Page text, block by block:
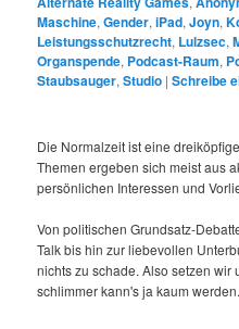
Maschine,Gender,iPad,Joyn,
Leistungsschutzrecht, Lulzsec,
Organspende, Podcast-Raum,
Staubsauger,Studio |Schreibe
Die Normalzeit ist eine
Themen ergeben sich meist aus
persönlichen Interessen und
Von politischen Grundsatz-
Talk bis hin zur liebevollen
nichts zu schade. Also setzen
schlimmer kann's ja kaum werden.